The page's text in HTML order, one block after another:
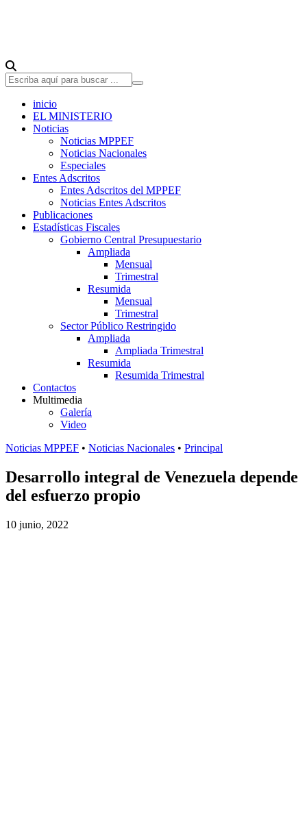
inicio
EL MINISTERIO
Noticias
Noticias MPPEF
Noticias Nacionales
Especiales
Entes Adscritos
Entes Adscritos del MPPEF
Noticias Entes Adscritos
Publicaciones
Estadísticas Fiscales
Gobierno Central Presupuestario
Ampliada
Mensual
Trimestral
Resumida
Mensual
Trimestral
Sector Público Restringido
Ampliada
Ampliada Trimestral
Resumida
Resumida Trimestral
Contactos
Multimedia
Galería
Video
Noticias MPPEF • Noticias Nacionales • Principal
Desarrollo integral de Venezuela depende
del esfuerzo propio
10 junio, 2022